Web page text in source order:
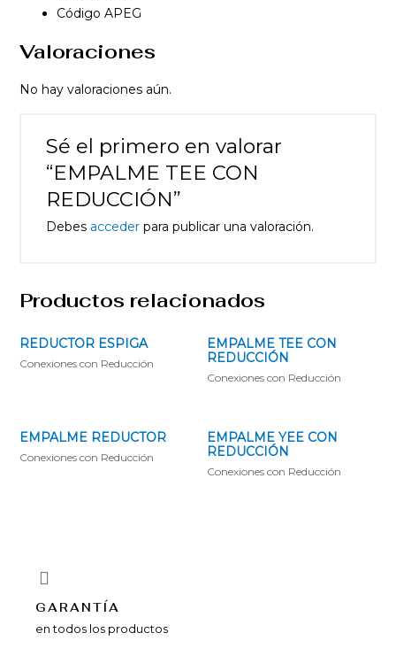
Código APEG
Valoraciones
No hay valoraciones aún.
Sé el primero en valorar
“EMPALME TEE CON
REDUCCIÓN”
Debes accederpara publicar una valoración.
Productos relacionados
REDUCTOR ESPIGA
Conexiones con Reducción
EMPALME TEE CON
REDUCCIÓN
Conexiones con Reducción
EMPALME REDUCTOR
Conexiones con Reducción
EMPALME YEE CON
REDUCCIÓN
Conexiones con Reducción
GARANTÍA
en todos los productos